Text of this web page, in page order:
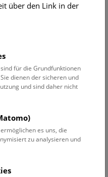
v. Chr. bis 400 v. Chr.)
im berühmten
Bergbau
im Tal fassen. Durch
Zeit sehr enge
etwa 20km entfernten
dafür sein könnten,
befand,
verhandelt wurde.
über den Link in der
für die Grundfunktionen
dienen der sicheren und
und sind daher nicht
es uns, die
zu analysieren und